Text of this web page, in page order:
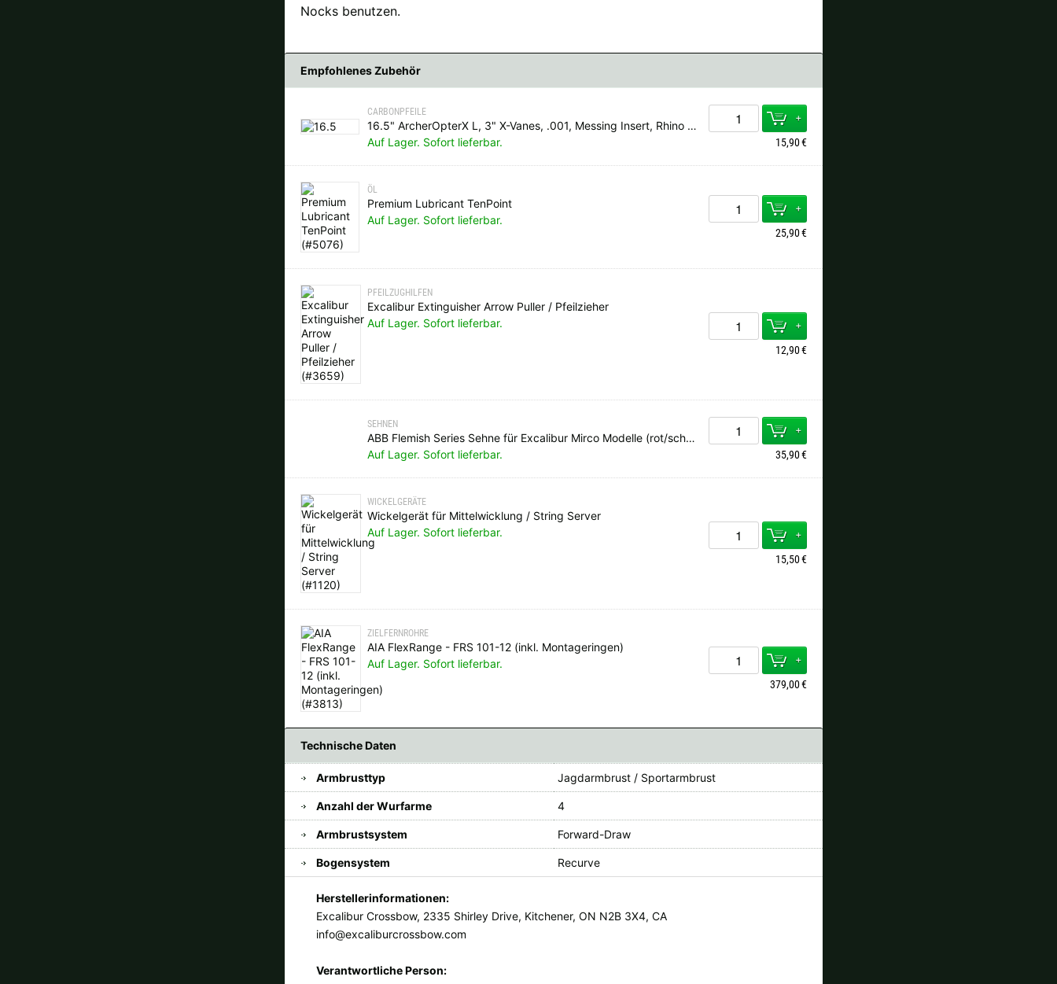
Nocks benutzen.
Empfohlenes Zubehör
CARBONPFEILE
16.5" ArcherOpterX L, 3" X-Vanes, .001, Messing Insert, Rhino Nock
Auf Lager. Sofort lieferbar.
15,90€
+
ÖL
Premium Lubricant TenPoint
Auf Lager. Sofort lieferbar.
25,90€
+
PFEILZUGHILFEN
Excalibur Extinguisher Arrow Puller / Pfeilzieher
Auf Lager. Sofort lieferbar.
12,90€
+
SEHNEN
ABB Flemish Series Sehne für Excalibur Mirco Modelle (rot/schwarz)
Auf Lager. Sofort lieferbar.
35,90€
+
WICKELGERÄTE
Wickelgerät für Mittelwicklung / String Server
Auf Lager. Sofort lieferbar.
15,50€
+
ZIELFERNROHRE
AIA FlexRange - FRS 101-12 (inkl. Montageringen)
Auf Lager. Sofort lieferbar.
379,00€
+
Technische Daten
Armbrusttyp Jagdarmbrust / Sportarmbrust
Anzahl der Wurfarme 4
Armbrustsystem Forward-Draw
Bogensystem Recurve
Herstellerinformationen:
Excalibur Crossbow, 2335 Shirley Drive, Kitchener, ON N2B 3X4, CA
info@excaliburcrossbow.com
Verantwortliche Person: